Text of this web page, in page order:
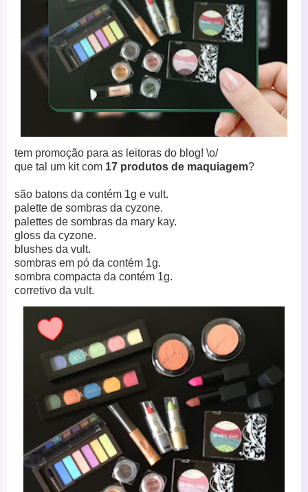
tem promoção para as leitoras do blog! \o/
que tal um kit com 17 produtos de maquiagem?
são batons da contém 1g e vult.
palette de sombras da cyzone.
palettes de sombras da mary kay.
gloss da cyzone.
blushes da vult.
sombras em pó da contém 1g.
sombra compacta da contém 1g.
corretivo da vult.